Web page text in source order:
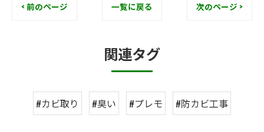
< 前のページ 一覧に戻る 次のページ >
関連タグ
#カビ取り #臭い #プレモ #防カビ工事